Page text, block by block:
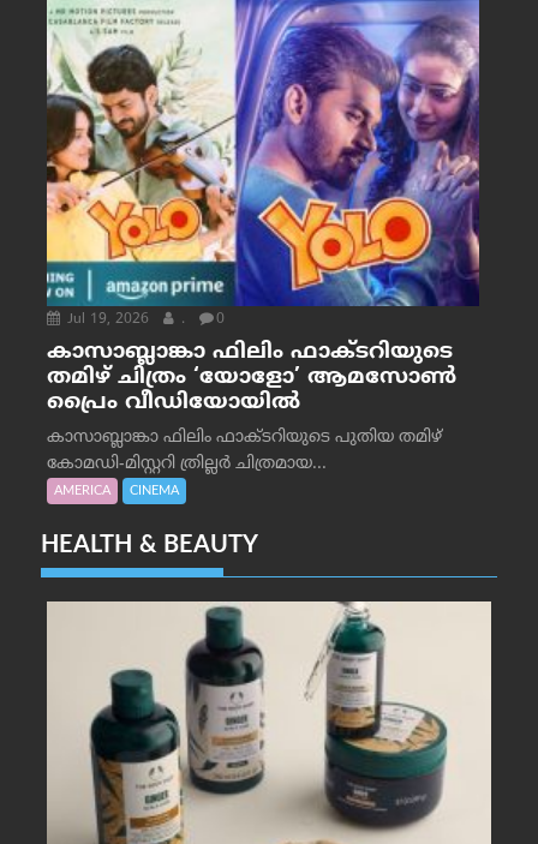
Jul 19, 2026 . 0
കാസാബ്ലാങ്കാ ഫിലിം ഫാക്ടറിയുടെ
തമിഴ് ചിത്രം ‘യോളോ’ ആമസോൺ
പ്രൈം വീഡിയോയിൽ
കാസാബ്ലാങ്കാ ഫിലിം ഫാക്ടറിയുടെ പുതിയ തമിഴ്
കോമഡി-മിസ്റ്ററി ത്രില്ലർ ചിത്രമായ...
AMERICA CINEMA
HEALTH & BEAUTY